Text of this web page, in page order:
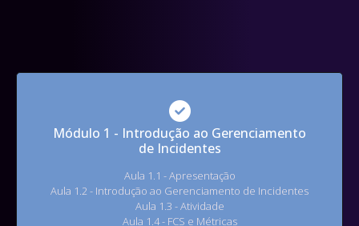
Módulo 1 - Introdução ao Gerenciamento
de Incidentes
Aula 1.1 - Apresentação
Aula 1.2 - Introdução ao Gerenciamento de Incidentes
Aula 1.3 - Atividade
Aula 1.4 - FCS e Métricas